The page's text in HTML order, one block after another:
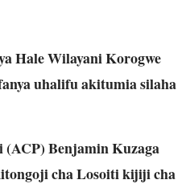
Hale Wilayani Korogwe
uhalifu akitumia silaha
Benjamin Kuzaga
cha Losoiti kijiji cha